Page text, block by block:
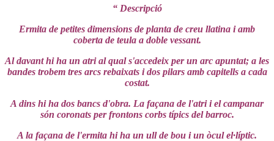
“ Descripció
Ermita de petites dimensions de planta de creu llatina i amb
coberta de teula a doble vessant.
Al davant hi ha un atri al qual s'accedeix per un arc apuntat; a les
bandes trobem tres arcs rebaixats i dos pilars amb capitells a cada
costat.
A dins hi ha dos bancs d'obra. La façana de l'atri i el campanar
són coronats per frontons corbs típics del barroc.
A la façana de l'ermita hi ha un ull de bou i un òcul el·líptic.